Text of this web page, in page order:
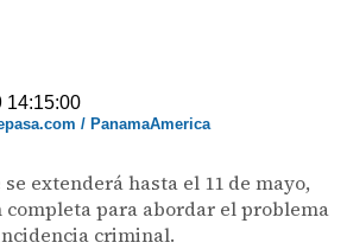
14:15:00
/ PanamaAmerica
extenderá hasta el 11 de mayo,
para abordar el problema
criminal.